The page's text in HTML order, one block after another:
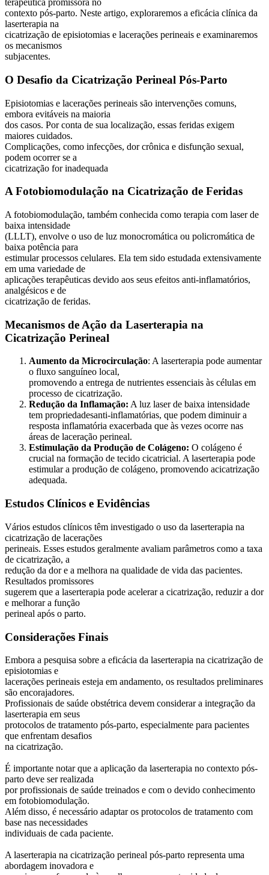
terapêutica promissora no
contexto pós-parto. Neste artigo, exploraremos a eficácia clínica da
laserterapia na
cicatrização de episiotomias e lacerações perineais e examinaremos
os mecanismos
subjacentes.
O Desafio da Cicatrização Perineal Pós-Parto
Episiotomias e lacerações perineais são intervenções comuns,
embora evitáveis na maioria
dos casos. Por conta de sua localização, essas feridas exigem
maiores cuidados.
Complicações, como infecções, dor crônica e disfunção sexual,
podem ocorrer se a
cicatrização for inadequada
A Fotobiomodulação na Cicatrização de Feridas
A fotobiomodulação, também conhecida como terapia com laser de
baixa intensidade
(LLLT), envolve o uso de luz monocromática ou policromática de
baixa potência para
estimular processos celulares. Ela tem sido estudada extensivamente
em uma variedade de
aplicações terapêuticas devido aos seus efeitos anti-inflamatórios,
analgésicos e de
cicatrização de feridas.
Mecanismos de Ação da Laserterapia na
Cicatrização Perineal
Aumento da Microcirculação: A laserterapia pode aumentar
o fluxo sanguíneo local,
promovendo a entrega de nutrientes essenciais às células em
processo de cicatrização.
Redução da Inflamação: A luz laser de baixa intensidade
tem propriedadesanti-inflamatórias, que podem diminuir a
resposta inflamatória exacerbada que às vezes ocorre nas
áreas de laceração perineal.
Estimulação da Produção de Colágeno: O colágeno é
crucial na formação de tecido cicatricial. A laserterapia pode
estimular a produção de colágeno, promovendo acicatrização
adequada.
Estudos Clínicos e Evidências
Vários estudos clínicos têm investigado o uso da laserterapia na
cicatrização de lacerações
perineais. Esses estudos geralmente avaliam parâmetros como a taxa
de cicatrização, a
redução da dor e a melhora na qualidade de vida das pacientes.
Resultados promissores
sugerem que a laserterapia pode acelerar a cicatrização, reduzir a dor
e melhorar a função
perineal após o parto.
Considerações Finais
Embora a pesquisa sobre a eficácia da laserterapia na cicatrização de
episiotomias e
lacerações perineais esteja em andamento, os resultados preliminares
são encorajadores.
Profissionais de saúde obstétrica devem considerar a integração da
laserterapia em seus
protocolos de tratamento pós-parto, especialmente para pacientes
que enfrentam desafios
na cicatrização.
É importante notar que a aplicação da laserterapia no contexto pós-
parto deve ser realizada
por profissionais de saúde treinados e com o devido conhecimento
em fotobiomodulação.
Além disso, é necessário adaptar os protocolos de tratamento com
base nas necessidades
individuais de cada paciente.
A laserterapia na cicatrização perineal pós-parto representa uma
abordagem inovadora e